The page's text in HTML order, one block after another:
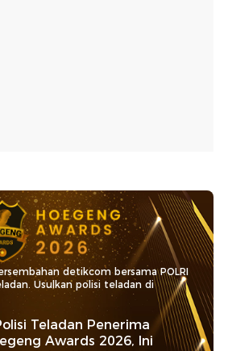
detikcom bersama POLRI
Usulkan polisi teladan di
Teladan Penerima
Awards 2026, Ini